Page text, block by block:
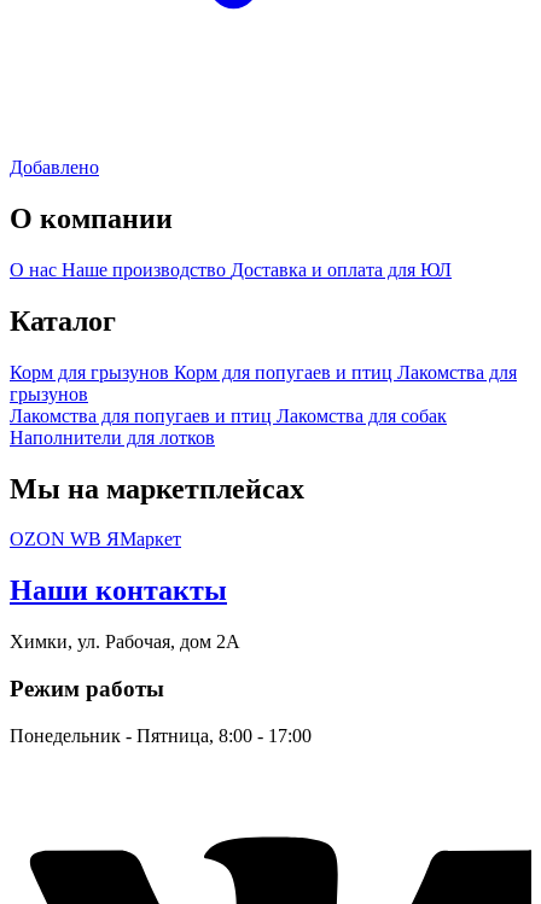
Добавлено
О компании
О нас Наше производство Доставка и оплата для ЮЛ
Каталог
Корм для грызунов Корм для попугаев и птиц Лакомства для
грызунов
Лакомства для попугаев и птиц Лакомства для собак
Наполнители для лотков
Мы на маркетплейсах
OZON WB ЯМаркет
Наши контакты
Химки, ул. Рабочая, дом 2А
Режим работы
Понедельник - Пятница, 8:00 - 17:00